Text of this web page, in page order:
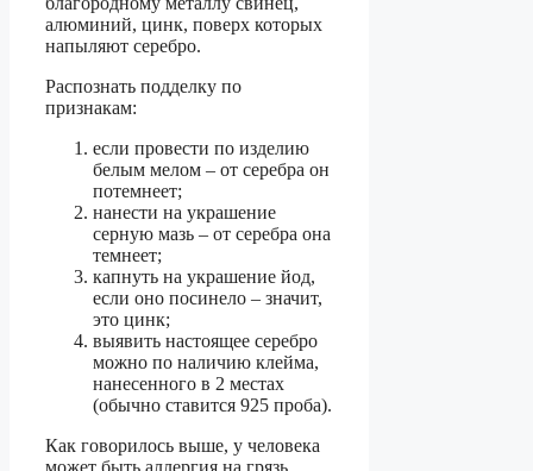
алюминий, цинк, поверх которых
напыляют серебро.
Распознать подделку по
признакам:
если провести по изделию
белым мелом – от серебра он
потемнеет;
нанести на украшение
серную мазь – от серебра она
темнеет;
капнуть на украшение йод,
если оно посинело – значит,
это цинк;
выявить настоящее серебро
можно по наличию клейма,
нанесенного в 2 местах
(обычно ставится 925 проба).
Как говорилось выше, у человека